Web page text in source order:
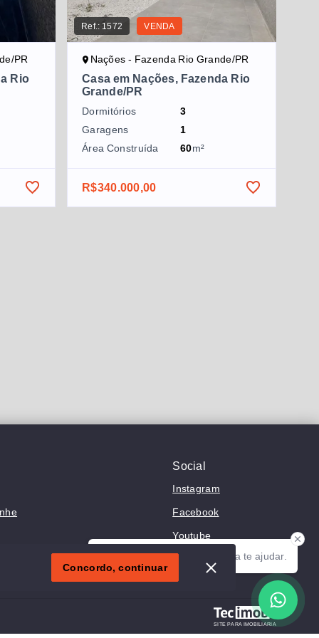
PR
Rio
Ref.:1572 VENDA
Nações - Fazenda Rio Grande/PR
Casa em Nações, Fazenda Rio
Grande/PR
Dormitórios
3
Garagens
1
Área Construída
60m²
R$340.000,00
Olá! Estamos disponíveis para te ajudar.
Social
Instagram
Facebook
Youtube
SITE PARA IMOBILIARIA
Concordo, continuar